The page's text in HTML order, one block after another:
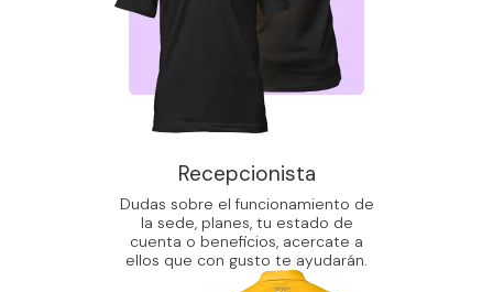
Recepcionista
Dudas sobre el funcionamiento de
la sede, planes, tu estado de
cuenta o beneficios, acercate a
ellos que con gusto te ayudarán.